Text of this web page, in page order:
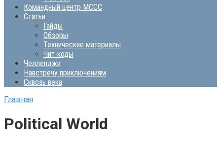
Командный центр MCCC
Статьи
Гайды
Обзоры
Технические материалы
Чит-коды
Челленджи
Навстречу приключениям
Сквозь века
Главная
Political World